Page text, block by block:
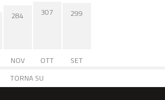
284
NOV
307
OTT
299
SET
TORNA SU